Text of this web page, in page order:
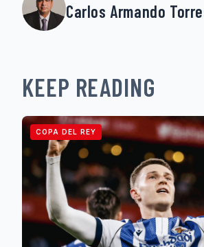
Carlos Armando
KEEP READING
COPA DEL REY